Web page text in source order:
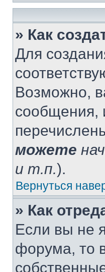
» Как
Для
Возможно,
сообщения,
можете
и т.п.).
Вернуться
» Как
Если вы не
форума, то